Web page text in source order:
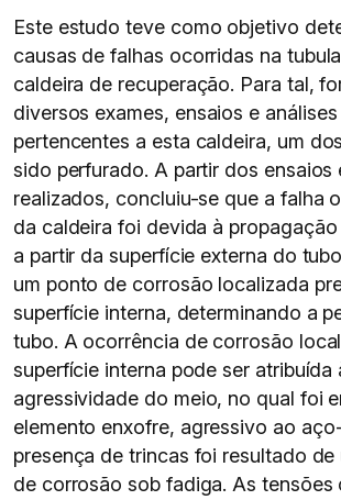
Este estudo teve como objetivo
causas de falhas ocorridas na
caldeira de recuperação. Para tal,
diversos exames, ensaios e
pertencentes a esta caldeira, um
sido perfurado. A partir dos ensaios
realizados, concluiu-se que a falha
da caldeira foi devida à
a partir da superfície externa do
um ponto de corrosão localizada
superfície interna, determinando a
tubo. A ocorrência de corrosão
superfície interna pode ser atribuída
agressividade do meio, no qual foi
elemento enxofre, agressivo ao
presença de trincas foi resultado de
de corrosão sob fadiga. As tensões